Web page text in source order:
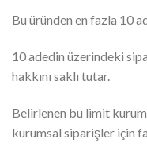
Bu üründen en fazla 10
10 adedin üzerindeki
hakkını saklı tutar.
Belirlenen bu limit
kurumsal siparişler için